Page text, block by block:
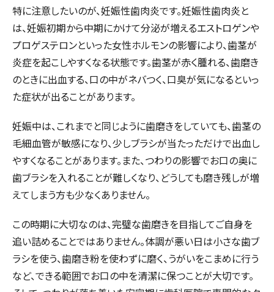
特に注意したいのが、妊娠性歯肉炎です。妊娠性歯肉炎と
は、妊娠初期から中期にかけて分泌が増えるエストロゲンや
プロゲステロンといった女性ホルモンの影響により、歯茎が
炎症を起こしやすくなる状態です。歯茎が赤く腫れる、歯磨き
のときに出血する、口の中がネバつく、口臭が気になるといっ
た症状が出ることがあります。
妊娠中は、これまでと同じように歯磨きをしていても、歯茎の
毛細血管が敏感になり、少しブラシが当たっただけで出血し
やすくなることがあります。また、つわりの影響でお口の奥に
歯ブラシを入れることが難しくなり、どうしても磨き残しが増
えてしまう方も少なくありません。
この時期に大切なのは、完璧な歯磨きを目指してご自身を
追い詰めることではありません。体調が悪い日は小さな歯ブ
ラシを使う、歯磨き粉を使わずに磨く、うがいをこまめに行う
など、できる範囲でお口の中を清潔に保つことが大切です。